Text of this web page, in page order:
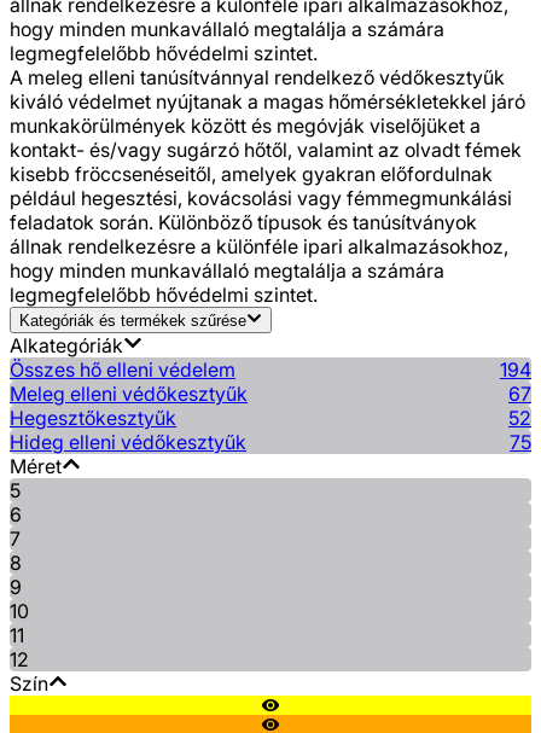
hogy minden munkavállaló megtalálja a számára
legmegfelelőbb hővédelmi szintet.
A meleg elleni tanúsítvánnyal rendelkező védőkesztyűk
kiváló védelmet nyújtanak a magas hőmérsékletekkel járó
munkakörülmények között és megóvják viselőjüket a
kontakt- és/vagy sugárzó hőtől, valamint az olvadt fémek
kisebb fröccsenéseitől, amelyek gyakran előfordulnak
például hegesztési, kovácsolási vagy fémmegmunkálási
feladatok során. Különböző típusok és tanúsítványok
állnak rendelkezésre a különféle ipari alkalmazásokhoz,
hogy minden munkavállaló megtalálja a számára
legmegfelelőbb hővédelmi szintet.
Kategóriák és termékek szűrése
Alkategóriák
Összes hő elleni védelem
194
Meleg elleni védőkesztyűk
67
Hegesztőkesztyűk
52
Hideg elleni védőkesztyűk
75
Méret
5
6
7
8
9
10
11
12
Szín